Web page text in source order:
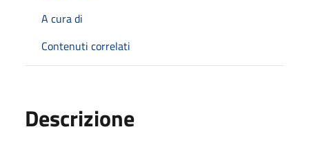
A cura di
Contenuti correlati
Descrizione